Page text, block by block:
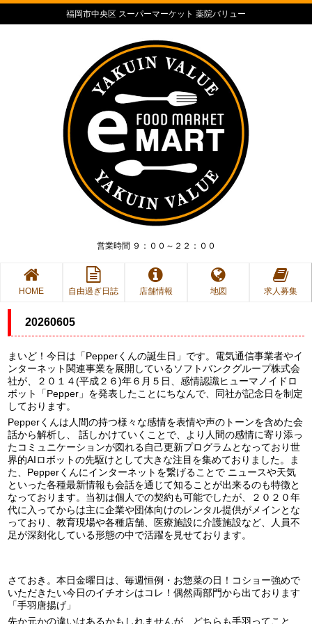
福岡市中央区 スーパーマーケット 薬院バリュー
営業時間 ９：００～２２：００
HOME 自由過ぎ日誌 店舗情報 地図 求人募集
20260605
まいど！今日は「Pepperくんの誕生日」です。電気通信事業者やイ
ンターネット関連事業を展開しているソフトバンクグループ株式会
社が、２０１４(平成２６)年６月５日、感情認識ヒューマノイドロ
ボット「Pepper」 を発表したことにちなんで、同社が記念日を制定
しております。
Pepperくんは人間の持つ様々な感情を表情や声のトーンを含めた会
話から解析し、 話しかけていくことで、より人間の感情に寄り添っ
たコミュニケーションが図れる自己更新プログラムとなっており世
界的AIロボットの先駆けとして大きな注目を集めておりました。ま
た、Pepperくんにインターネットを繋げることで ニュースや天気
といった各種最新情報も会話を通じて知ることが出来るのも特徴と
なっております。当初は個人での契約も可能でしたが、２０２０年
代に入ってからは主に企業や団体向けのレンタル提供がメインとな
っており、教育現場や各種店舗、医療施設に介護施設など、人員不
足が深刻化している形態の中で活躍を見せております。
さておき。本日金曜日は、毎週恒例・お惣菜の日！コショー強めで
いただきたい今日のイチオシはコレ！偶然両部門から出ております
「手羽唐揚げ」
先か元かの違いはあるかもしれませんが、どちらも手羽ってこと